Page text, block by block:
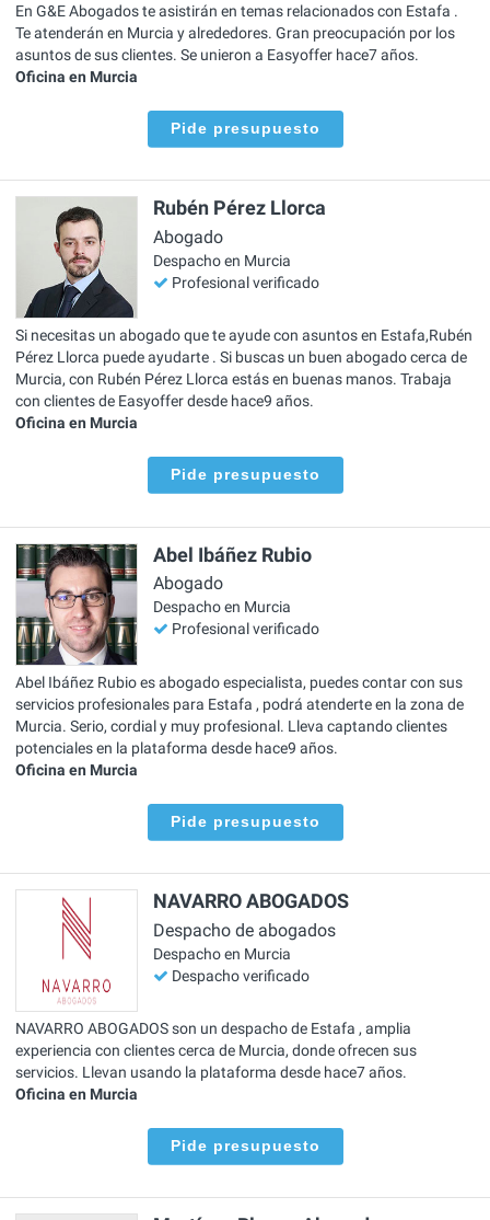
En G&E Abogados te asistirán en temas relacionados con Estafa .
Te atenderán en Murcia y alrededores. Gran preocupación por los
asuntos de sus clientes. Se unieron a Easyoffer hace7 años.
Oficina en Murcia
Pide presupuesto
Rubén Pérez Llorca
Abogado
Despacho en Murcia
Profesional verificado
Si necesitas un abogado que te ayude con asuntos en Estafa,Rubén
Pérez Llorca puede ayudarte . Si buscas un buen abogado cerca de
Murcia, con Rubén Pérez Llorca estás en buenas manos. Trabaja
con clientes de Easyoffer desde hace9 años.
Oficina en Murcia
Pide presupuesto
Abel Ibáñez Rubio
Abogado
Despacho en Murcia
Profesional verificado
Abel Ibáñez Rubio es abogado especialista, puedes contar con sus
servicios profesionales para Estafa , podrá atenderte en la zona de
Murcia. Serio, cordial y muy profesional. Lleva captando clientes
potenciales en la plataforma desde hace9 años.
Oficina en Murcia
Pide presupuesto
NAVARRO ABOGADOS
Despacho de abogados
Despacho en Murcia
Despacho verificado
NAVARRO ABOGADOS son un despacho de Estafa , amplia
experiencia con clientes cerca de Murcia, donde ofrecen sus
servicios. Llevan usando la plataforma desde hace7 años.
Oficina en Murcia
Pide presupuesto